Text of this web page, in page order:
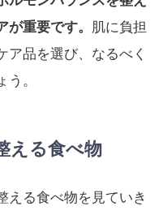
重要です。 肌に負担
ア品を選び、なるべく
。
える食べ物
える食べ物を見ていき